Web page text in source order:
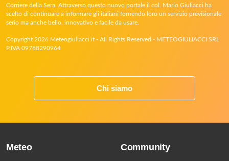
Corriere della Sera. Attraverso questo nuovo portale il col. Mario Giuliacci ha
scelto di continuare a informare gli italiani fornendo loro un servizio previsionale
serio ma anche bello, innovativo e facile da usare.
Copyright 2026 Meteogiuliacci.it - All Rights Reserved - METEOGIULIACCI SRL
P.IVA 09788290964
Chi siamo
Meteo Community